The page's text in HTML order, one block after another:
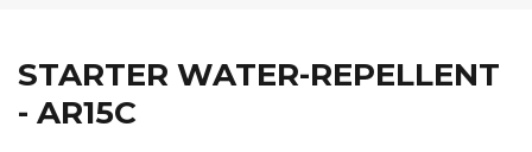
STARTER WATER-REPELLENT
- AR15C